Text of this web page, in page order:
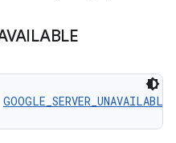
GOOGLE_SERVER_UNAVAILABLE